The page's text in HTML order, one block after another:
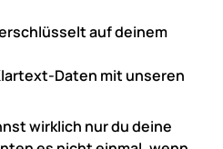
auf deinem
Daten mit unseren
wirklich nur du deine